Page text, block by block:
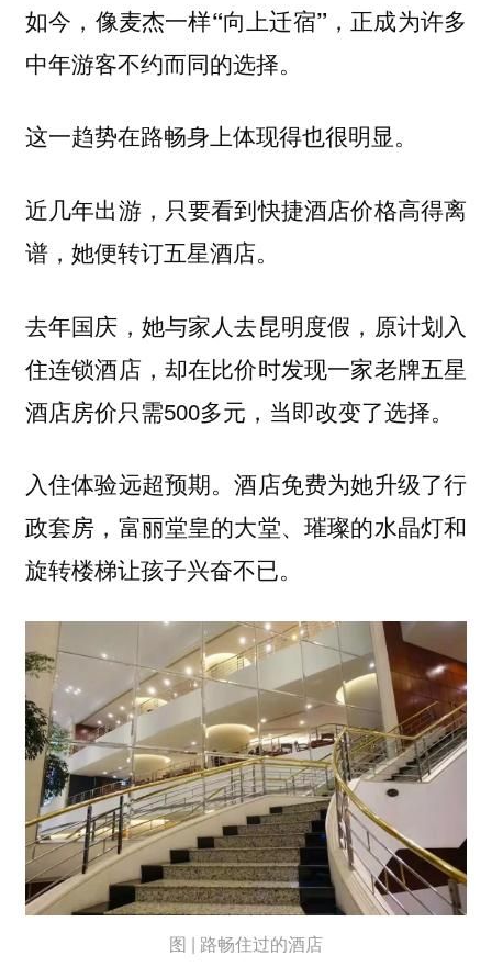
如今， 像麦杰一样“向上迁宿”，正成为许多
中年游客不约而同的选择。
这一趋势在路畅身上体现得也很明显。
近几年出游，只要看到快捷酒店价格高得离
谱，她便转订五星酒店。
去年国庆，她与家人去昆明度假，原计划入
住连锁酒店，却在比价时发现一家老牌五星
酒店房价只需500多元，当即改变了选择。
入住体验远超预期。酒店免费为她升级了行
政套房，富丽堂皇的大堂、璀璨的水晶灯和
旋转楼梯让孩子兴奋不已。
图 | 路畅住过的酒店